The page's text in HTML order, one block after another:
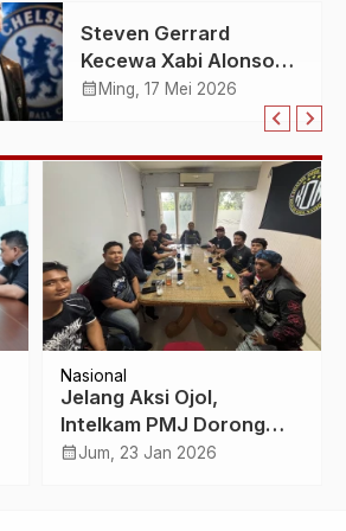
Steven Gerrard
Kecewa Xabi Alonso
Pilih Chelsea: Liverpool
calendar_month Ming, 17 Mei 2026
Nasional
Jelang Aksi Ojol,
Intelkam PMJ Dorong
Koalisi Ojol Nasional
calendar_monthJum, 23 Jan 2026